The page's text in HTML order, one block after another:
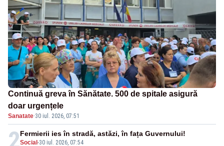
Continuă greva în Sănătate. 500 de spitale asigură
doar urgențele
Sanatate·30 iul. 2026, 07:51
2Social -30 iul. 2026, 07:54
Fermierii ies în stradă, astăzi, în fața Guvernului!